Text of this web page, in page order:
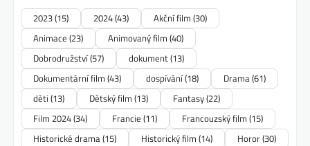
2023(15) 2024(43) Akční film (30)
Animace (23) Animovaný film (40)
Dobrodružství(57) dokument(13)
Dokumentární film (43) dospívání(18) Drama(61)
děti (13) Dětský film (13) Fantasy(22)
Film 2024(34) Francie (11) Francouzský film (15)
Historické drama(15) Historický film (14) Horor(30)